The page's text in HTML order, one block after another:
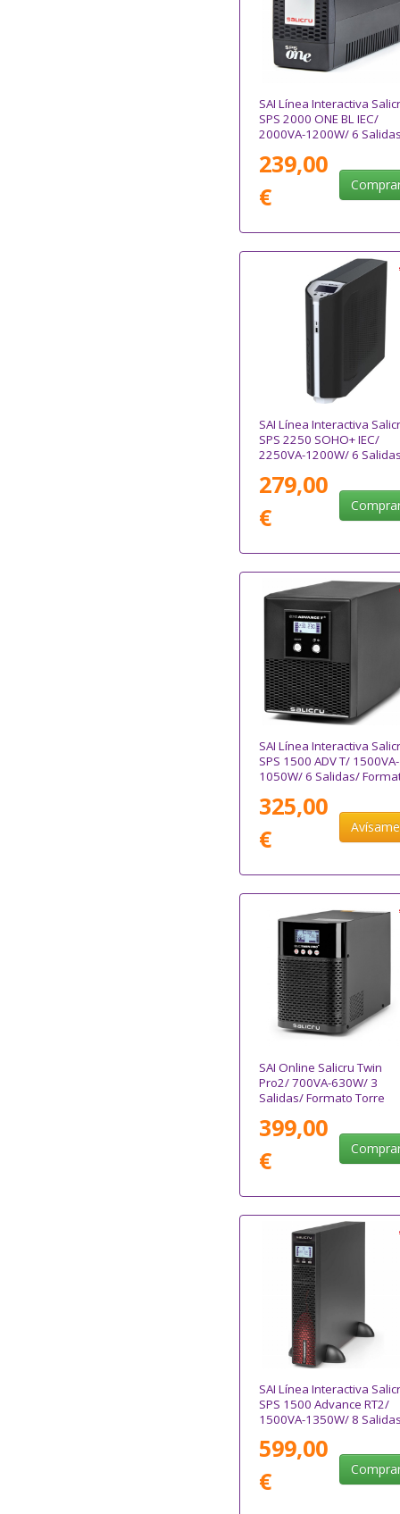
SAI Línea Interactiva
SPS 2000 ONE BL IEC/
2000VA-1200W/ 6
239,00
€
SAI Línea Interactiva
SPS 2250 SOHO+ IEC/
2250VA-1200W/ 6
279,00
€
SAI Línea Interactiva
SPS 1500 ADV T/ 1500VA-
1050W/ 6 Salidas/
325,00
€
Avísame
SAI Online Salicru Twin
Pro2/ 700VA-630W/ 3
Salidas/ Formato Torre
399,00
€
SAI Línea Interactiva
SPS 1500 Advance RT2/
1500VA-1350W/ 8
599,00
€